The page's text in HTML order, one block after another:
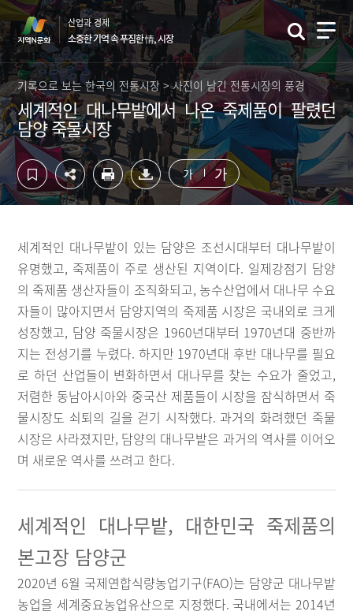
컨
텐
츠
영
역
바
로
가
기
하
단
영
역
바
로
가
기
산업과 경제
소중한 기억 속 푸짐한 情, 시장
기록으로 보는 한국의 전통시장 > 사진이 남긴 전통시장의 풍경
세계적인 대나무밭에서 나온 죽제품이 팔렸던
담양 죽물시장
가 가
세계적인 대나무밭이 있는 담양은 조선시대부터 대나무밭이
유명했고, 죽제품이 주로 생산된 지역이다. 일제강점기 담양
의 죽제품 생산자들이 조직화되고, 농수산업에서 대나무 수요
자들이 많아지면서 담양지역의 죽제품 시장은 국내외로 크게
성장했고, 담양 죽물시장은 1960년대부터 1970년대 중반까
지는 전성기를 누렸다. 하지만 1970년대 후반 대나무를 필요
로 하던 산업들이 변화하면서 대나무를 찾는 수요가 줄었고,
저렴한 동남아시아와 중국산 제품들이 시장을 잠식하면서 죽
물시장도 쇠퇴의 길을 걷기 시작했다. 과거의 화려했던 죽물
시장은 사라졌지만, 담양의 대나무밭은 과거의 역사를 이어오
며 새로운 역사를 쓰려고 한다.
세계적인 대나무밭, 대한민국 죽제품의
본고장 담양군
2020년 6월 국제연합식량농업기구(FAO)는 담양군 대나무밭
농업을 세계중요농업유산으로 지정했다. 국내에서는 2014년